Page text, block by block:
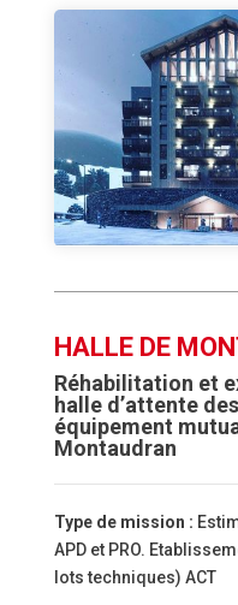
HALLE DE
Réhabilitation et
halle d’attente
équipement
Montaudran
Type de mission :
APD et PRO.
lots techniques) ACT